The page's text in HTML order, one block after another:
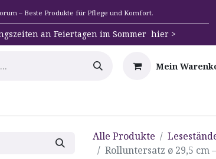
– Beste Produkte für Pflege und Komfort.
an Feiertagen im Sommer hier >
Mein
Alle Produkte
Rolluntersatz ø 29,5 cm